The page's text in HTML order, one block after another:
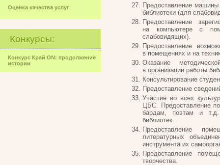
Оценка качества услуг
Конкурсы:
Конкурс Край ON: продолжение
истории
Предоставление
библиотеки (для
Предоставление
на компьютере с
слабовидящих).
Предоставление
в помещениях и на
Оказание
в организации работы
Консультирование
Предоставление
Участие во всех
ЦБС. Предоставление
бардам, поэтам и т.д.
библиотек.
Предоставление
литературных
инструмента их
Предоставление
творчества.